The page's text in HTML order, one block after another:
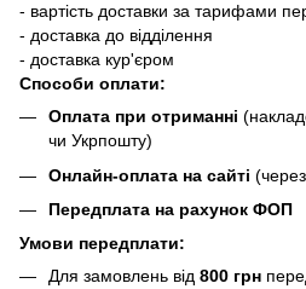
- вартість доставки за тарифами
- доставка до відділення
- доставка кур'єром
Способи оплати:
Оплата при отриманні
чи Укрпошту)
Онлайн-оплата на сайті
Передплата на рахунок ФОП
Умови передплати:
Для замовлень від 800 грн